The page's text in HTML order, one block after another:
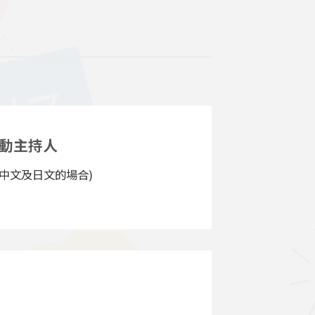
主持人
文及日文的場合)